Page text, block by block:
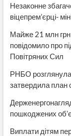
Незаконне
віцепрем’єрці-
Майже 21 млн грн
повідомило про
Повітряних Сил
РНБО розглянула
затвердила план
пошкоджених
Виплати дітям